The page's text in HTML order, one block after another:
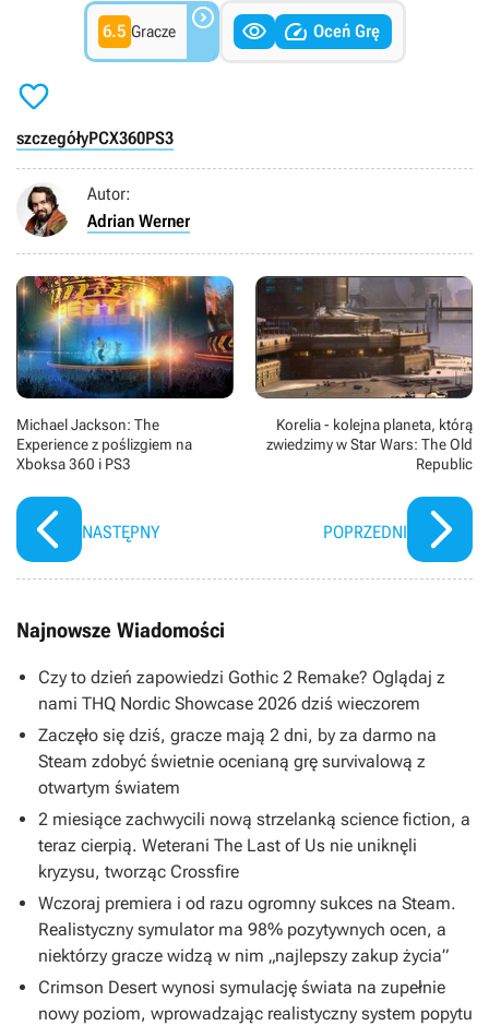
6.5 Gracze    Oceń Grę

szczegółyPCX360PS3
Autor:
Adrian Werner
Michael Jackson: The
Experience z poślizgiem na
Xboksa 360 i PS3
NASTĘPNY
Korelia - kolejna planeta, którą
zwiedzimy w Star Wars: The Old
Republic
POPRZEDNI
Najnowsze Wiadomości
Czy to dzień zapowiedzi Gothic 2 Remake? Oglądaj z
nami THQ Nordic Showcase 2026 dziś wieczorem
Zaczęło się dziś, gracze mają 2 dni, by za darmo na
Steam zdobyć świetnie ocenianą grę survivalową z
otwartym światem
2 miesiące zachwycili nową strzelanką science fiction, a
teraz cierpią. Weterani The Last of Us nie uniknęli
kryzysu, tworząc Crossfire
Wczoraj premiera i od razu ogromny sukces na Steam.
Realistyczny symulator ma 98% pozytywnych ocen, a
niektórzy gracze widzą w nim „najlepszy zakup życia”
Crimson Desert wynosi symulację świata na zupełnie
nowy poziom, wprowadzając realistyczny system popytu